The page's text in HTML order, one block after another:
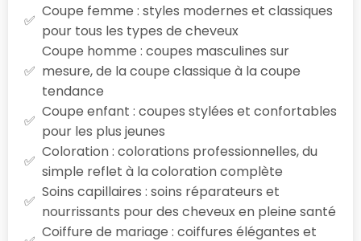
Coupe femme : styles modernes et classiques
pour tous les types de cheveux
Coupe homme : coupes masculines sur
mesure, de la coupe classique à la coupe
tendance
Coupe enfant : coupes stylées et confortables
pour les plus jeunes
Coloration : colorations professionnelles, du
simple reflet à la coloration complète
Soins capillaires : soins réparateurs et
nourrissants pour des cheveux en pleine santé
Coiffure de mariage : coiffures élégantes et